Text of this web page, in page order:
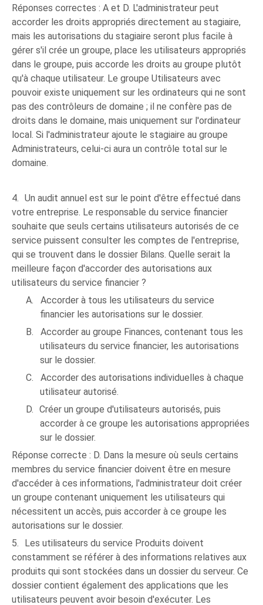
Réponses correctes : A et D. L'administrateur peut
accorder les droits appropriés directement au stagiaire,
mais les autorisations du stagiaire seront plus facile à
gérer s'il crée un groupe, place les utilisateurs appropriés
dans le groupe, puis accorde les droits au groupe plutôt
qu'à chaque utilisateur. Le groupe Utilisateurs avec
pouvoir existe uniquement sur les ordinateurs qui ne sont
pas des contrôleurs de domaine ; il ne confère pas de
droits dans le domaine, mais uniquement sur l'ordinateur
local. Si l'administrateur ajoute le stagiaire au groupe
Administrateurs, celui-ci aura un contrôle total sur le
domaine.
4.
Un audit annuel est sur le point d'être effectué dans
votre entreprise. Le responsable du service financier
souhaite que seuls certains utilisateurs autorisés de ce
service puissent consulter les comptes de l'entreprise,
qui se trouvent dans le dossier Bilans. Quelle serait la
meilleure façon d'accorder des autorisations aux
utilisateurs du service financier ?
A.
Accorder à tous les utilisateurs du service
financier les autorisations sur le dossier.
B.
Accorder au groupe Finances, contenant tous les
utilisateurs du service financier, les autorisations
sur le dossier.
C.
Accorder des autorisations individuelles à chaque
utilisateur autorisé.
D.
Créer un groupe d'utilisateurs autorisés, puis
accorder à ce groupe les autorisations appropriées
sur le dossier.
Réponse correcte : D. Dans la mesure où seuls certains
membres du service financier doivent être en mesure
d'accéder à ces informations, l'administrateur doit créer
un groupe contenant uniquement les utilisateurs qui
nécessitent un accès, puis accorder à ce groupe les
autorisations sur le dossier.
5.
Les utilisateurs du service Produits doivent
constamment se référer à des informations relatives aux
produits qui sont stockées dans un dossier du serveur. Ce
dossier contient également des applications que les
utilisateurs peuvent avoir besoin d'exécuter. Les